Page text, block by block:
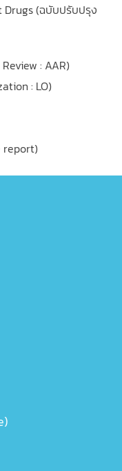
Drugs (ฉบับปรับปรุง
: AAR)
: LO)
report)